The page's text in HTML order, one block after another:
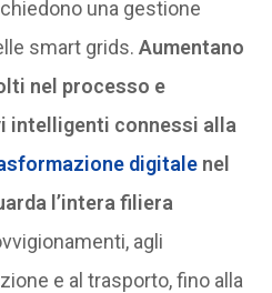
una gestione
smart grids. Aumentano
nel processo e
intelligenti connessi alla
digitalenel
l’intera filiera
agli
e al trasporto, fino alla